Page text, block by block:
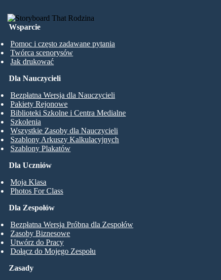
Wsparcie
Pomoc i często zadawane pytania
Twórca scenorysów
Jak drukować
Dla Uczniów
Moja Klasa
Photos For Class
Dla Nauczycieli
Bezpłatna Wersja dla Nauczycieli
Pakiety Rejonowe
Biblioteki Szkolne i Centra Medialne
Szkolenia
Wszystkie Zasoby dla Nauczycieli
Szablony Arkuszy Kalkulacyjnych
Szablony Plakatów
Dla Zespołów
Bezpłatna Wersja Próbna dla Zespołów
Zasoby Biznesowe
Utwórz do Pracy
Dołącz do Mojego Zespołu
Zasady